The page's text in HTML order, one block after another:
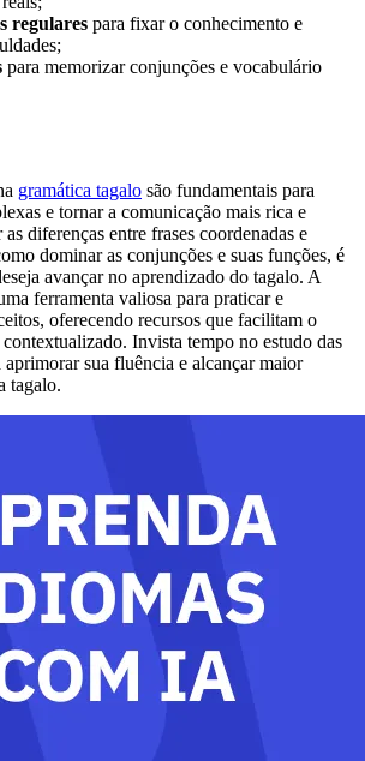
regulares para fixar o conhecimento e
para memorizar conjunções e vocabulário
gramática tagalo são fundamentais para
e tornar a comunicação mais rica e
diferenças entre frases coordenadas e
dominar as conjunções e suas funções, é
avançar no aprendizado do tagalo. A
ferramenta valiosa para praticar e
oferecendo recursos que facilitam o
Invista tempo no estudo das
aprimorar sua fluência e alcançar maior
tagalo.